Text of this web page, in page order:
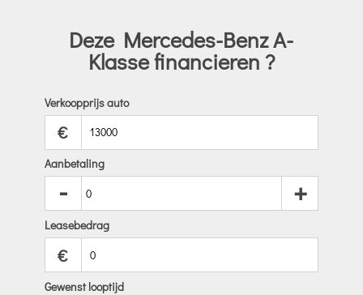
Deze Mercedes-Benz A-
Klasse financieren ?
Verkoopprijs auto
€
Aanbetaling
- +
Leasebedrag
€
Gewenst looptijd